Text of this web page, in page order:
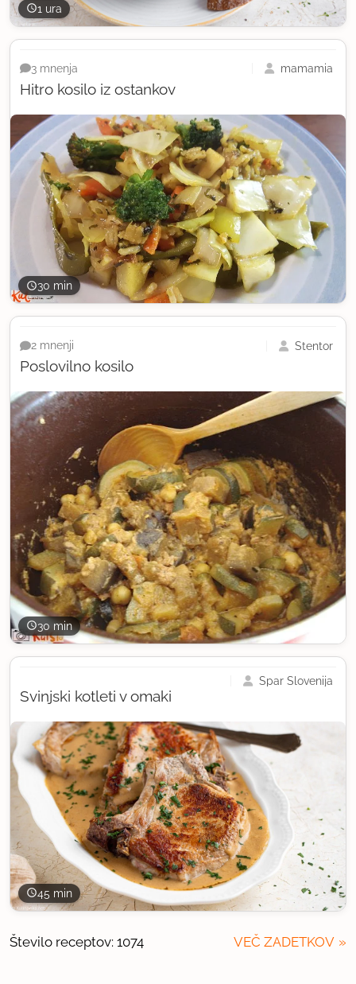
1 ura
30 min
Hitro kosilo iz ostankov
3 mnenja mamamia
30 min
Poslovilno kosilo
2 mnenji Stentor
45 min
Svinjski kotleti v omaki
Spar Slovenija
Število receptov: 1074 VEČ ZADETKOV